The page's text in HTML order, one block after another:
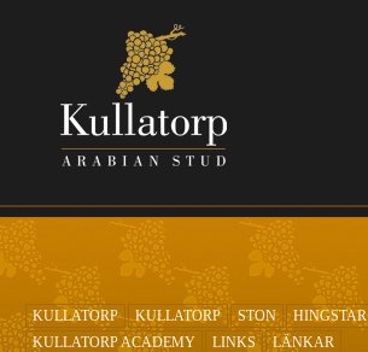
KULLATORP KULLATORP STON HINGSTAR
KULLATORP ACADEMY
LINKS LÄNKAR